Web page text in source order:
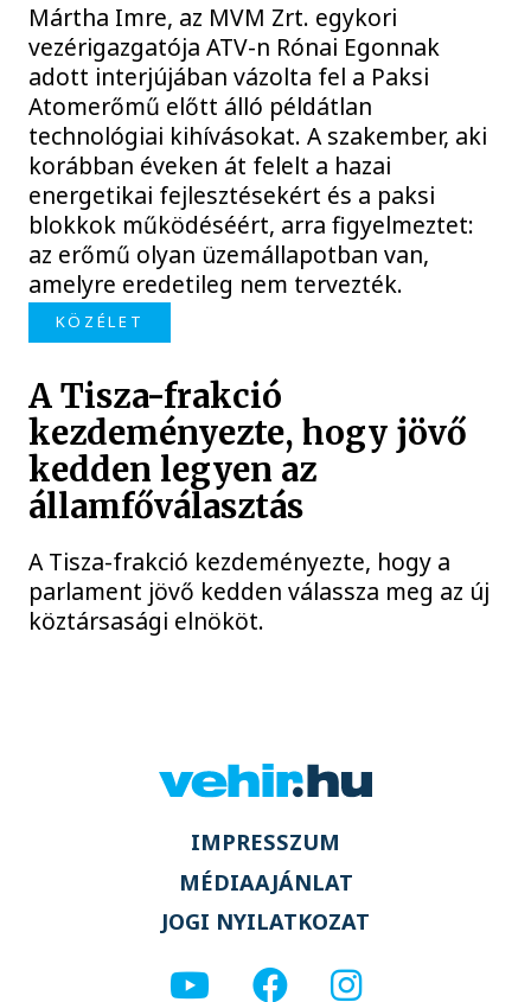
Mártha Imre, az MVM Zrt. egykori
vezérigazgatója ATV-n Rónai Egonnak
adott interjújában vázolta fel a Paksi
Atomerőmű előtt álló példátlan
technológiai kihívásokat. A szakember, aki
korábban éveken át felelt a hazai
energetikai fejlesztésekért és a paksi
blokkok működéséért, arra figyelmeztet:
az erőmű olyan üzemállapotban van,
amelyre eredetileg nem tervezték.
KÖZÉLET
A Tisza-frakció
kezdeményezte, hogy jövő
kedden legyen az
államfőválasztás
A Tisza-frakció kezdeményezte, hogy a
parlament jövő kedden válassza meg az új
köztársasági elnököt.
IMPRESSZUM
MÉDIAAJÁNLAT
JOGI NYILATKOZAT